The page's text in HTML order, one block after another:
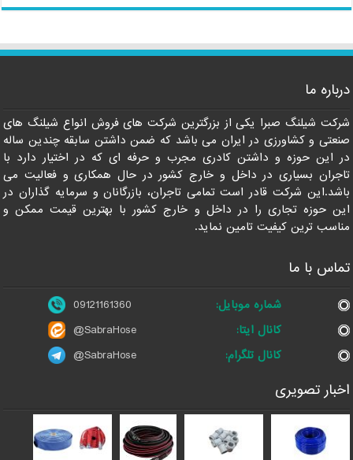
درباره ما
شرکت شیلنگ صبرا یکی از بزرگترین شرکت های فروش انواع شیلنگ های
صنعتی و کشاورزی در ایران می باشد که ضمن داشتن سابقه چندین ساله
در این حوزه و داشتن کادری مجرب و حرفه ای که در اختیار دارد با
تاجران بسیاری در داخل و خارج کشور در حال همکاری و فعالیت می
باشد.این شرکت قادر است تمامی تاجران، بازرگانان و سرمایه گذاران در
این حوزه تجاری را در داخل و خارج کشور با بهترین قیمت ممکن و
مناسب ترین کیفیت تامین نماید.
تماس با ما
شماره موبایل:
09121161360
کانال ایتا:
@SabraHose
کانال تلگرام:
@SabraHose
اخبار تصویری